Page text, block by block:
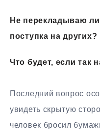
Не перекладываю
поступка на других?
Что будет, если так
Последний вопрос
увидеть скрытую
человек бросил